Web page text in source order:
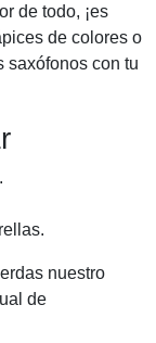
de todo, ¡es
de colores o
saxófonos con tu
nuestro
de